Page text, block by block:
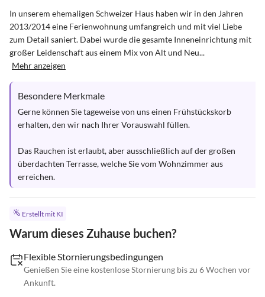
In unserem ehemaligen Schweizer Haus haben wir in den Jahren
2013/2014 eine Ferienwohnung umfangreich und mit viel Liebe
zum Detail saniert. Dabei wurde die gesamte Inneneinrichtung mit
großer Leidenschaft aus einem Mix von Alt und Neu...
Mehr anzeigen
Besondere Merkmale
Gerne können Sie tageweise von uns einen Frühstückskorb
erhalten, den wir nach Ihrer Vorauswahl füllen.
Das Rauchen ist erlaubt, aber ausschließlich auf der großen
überdachten Terrasse, welche Sie vom Wohnzimmer aus
erreichen.
Erstellt mit KI
Warum dieses Zuhause buchen?
Flexible Stornierungsbedingungen
Genießen Sie eine kostenlose Stornierung bis zu 6 Wochen vor
Ankunft.